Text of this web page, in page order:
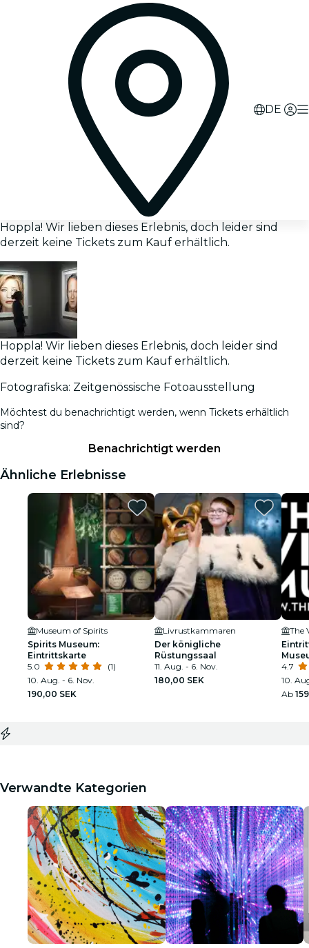
DE
Hoppla! Wir lieben dieses Erlebnis, doch leider sind
derzeit keine Tickets zum Kauf erhältlich.
Hoppla! Wir lieben dieses Erlebnis, doch leider sind
derzeit keine Tickets zum Kauf erhältlich.
Fotografiska: Zeitgenössische Fotoausstellung
Möchtest du benachrichtigt werden, wenn Tickets erhältlich
sind?
Benachrichtigt werden
Ähnliche Erlebnisse
Museum of Spirits
Spirits Museum:
Eintrittskarte
5.0
(1)
10. Aug. - 6. Nov.
190,00 SEK
Livrustkammaren
Der königliche
Rüstungssaal
11. Aug. - 6. Nov.
180,00 SEK
The
4.7
10.
Ab
Verwandte Kategorien